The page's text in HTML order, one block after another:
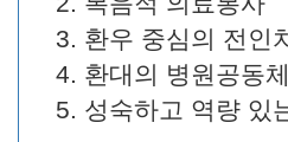
환우 중심의 전인
환대의 병원공동
성숙하고 역량 있